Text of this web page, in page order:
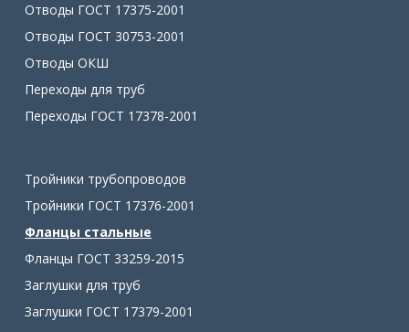
Отводы ГОСТ 17375-2001
Отводы ГОСТ 30753-2001
Отводы ОКШ
Переходы для труб
Переходы ГОСТ 17378-2001
Тройники трубопроводов
Тройники ГОСТ 17376-2001
Фланцы стальные
Фланцы ГОСТ 33259-2015
Заглушки для труб
Заглушки ГОСТ 17379-2001